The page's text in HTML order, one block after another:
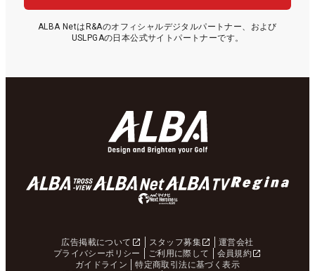
ALBA NetはR&Aのオフィシャルデジタルパートナー、および
USLPGAの日本公式サイトパートナーです。
広告掲載について スタッフ募集
運営会社
プライバシーポリシー
ご利用に際して
会員規約
ガイドライン
特定商取引法に基づく表示